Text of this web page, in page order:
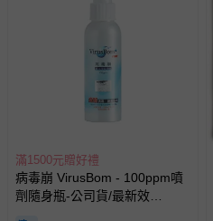
滿1500元贈好禮
病毒崩 VirusBom - 100ppm噴
劑隨身瓶-公司貨/最新效